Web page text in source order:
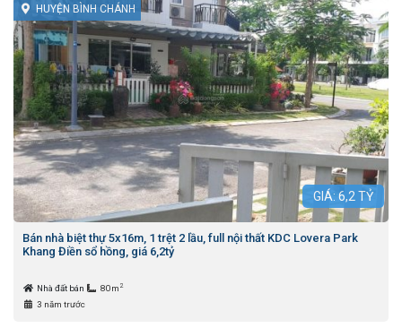
HUYỆN BÌNH CHÁNH
GIÁ: 6,2 TỶ
Bán nhà biệt thự 5x16m, 1 trệt 2 lầu, full nội thất KDC Lovera Park
Khang Điền sổ hồng, giá 6,2tỷ
Nhà đất bán 80m 2
3 năm trước